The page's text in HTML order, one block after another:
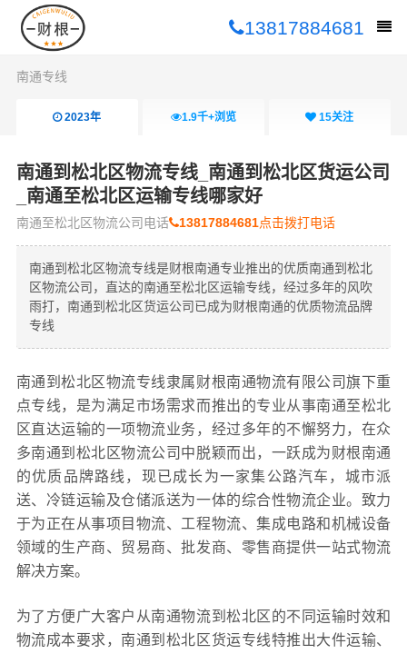
13817884681
南通专线
2023年 1.9千+浏览 15关注
南通到松北区物流专线_南通到松北区货运公司
_南通至松北区运输专线哪家好
南通至松北区物流公司电话 13817884681点击拨打电话
南通到松北区物流专线是财根南通专业推出的优质南通到松北
区物流公司，直达的南通至松北区运输专线，经过多年的风吹
雨打，南通到松北区货运公司已成为财根南通的优质物流品牌
专线
南通到松北区物流专线隶属财根南通物流有限公司旗下重
点专线，是为满足市场需求而推出的专业从事南通至松北
区直达运输的一项物流业务，经过多年的不懈努力，在众
多南通到松北区物流公司中脱颖而出，一跃成为财根南通
的优质品牌路线，现已成长为一家集公路汽车，城市派
送、冷链运输及仓储派送为一体的综合性物流企业。致力
于为正在从事项目物流、工程物流、集成电路和机械设备
领域的生产商、贸易商、批发商、零售商提供一站式物流
解决方案。
为了方便广大客户从南通物流到松北区的不同运输时效和
物流成本要求，南通到松北区货运专线特推出大件运输、